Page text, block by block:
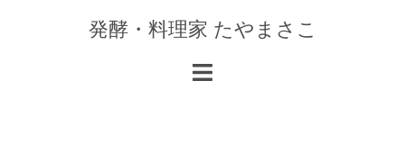
発酵・料理家 たやまさこ